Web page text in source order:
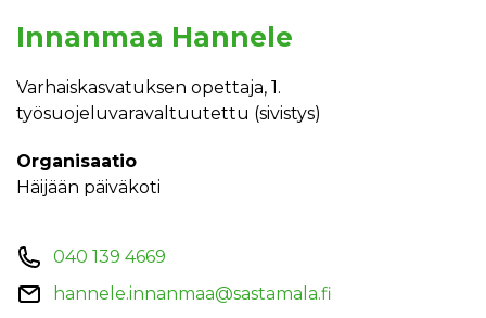
Innanmaa Hannele
Varhaiskasvatuksen opettaja, 1.
työsuojeluvaravaltuutettu (sivistys)
Organisaatio
Häijään päiväkoti
040 139 4669
hannele.innanmaa@sastamala.fi